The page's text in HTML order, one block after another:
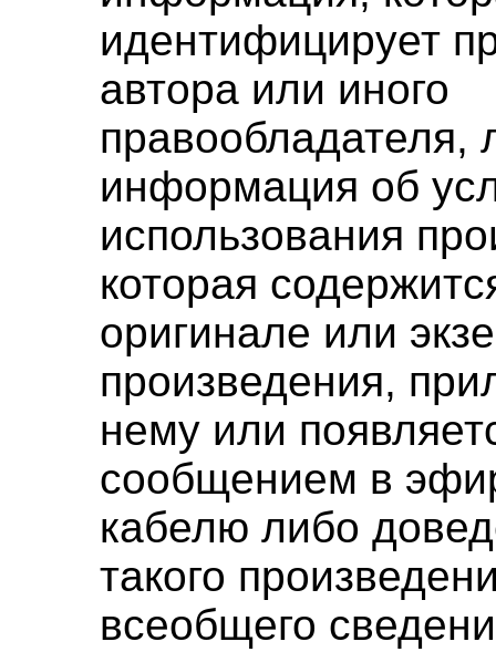
идентифицирует
автора или иного
правообладателя,
информация об
использования
которая
оригинале или
произведения,
нему или
сообщением в
кабелю либо
такого
всеобщего